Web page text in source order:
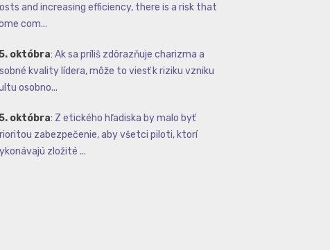
and increasing efficiency, there is a risk that
com...
októbra: Ak sa príliš zdôrazňuje charizma a
kvality lídera, môže to viesť k riziku vzniku
osobno...
októbra: Z etického hľadiska by malo byť
zabezpečenie, aby všetci piloti, ktorí
zložité ...